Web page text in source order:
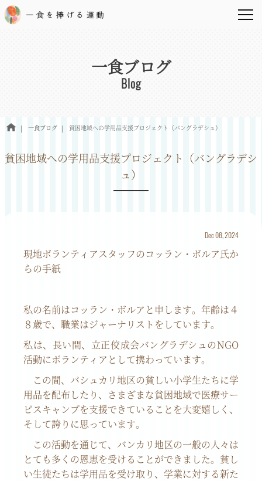
一食ブログ
Blog
一食ブログ 貧困地域への学用品支援プロジェクト（バングラデシュ）
貧困地域への学用品支援プロジェクト（バングラデシ
ュ）
Dec 08, 2024
現地ボランティアスタッフのコッラン・ボルア氏か
らの手紙
私の名前はコッラン・ボルアと申します。年齢は４
８歳で、職業はジャーナリストをしています。
私は、長い間、立正佼成会バングラデシュのNGO
活動にボランティアとして携わっています。
この間、バシュカリ地区の貧しい小学生たちに学
用品を配布したり、さまざまな貧困地域で医療サー
ビスキャンプを支援できていることを大変嬉しく、
そして誇りに思っています。
この活動を通じて、バンカリ地区の一般の人々は
とても多くの恩恵を受けることができました。貧し
い生徒たちは学用品を受け取り、学業に対する新た